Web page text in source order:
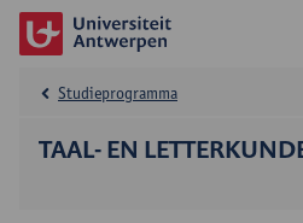
TAAL- EN
Studieprogramma